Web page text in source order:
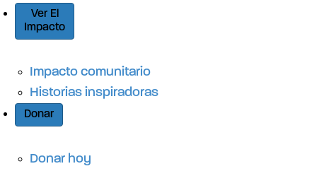
Ver El
Impacto
Impacto comunitario
Historias inspiradoras
Donar
Donar hoy